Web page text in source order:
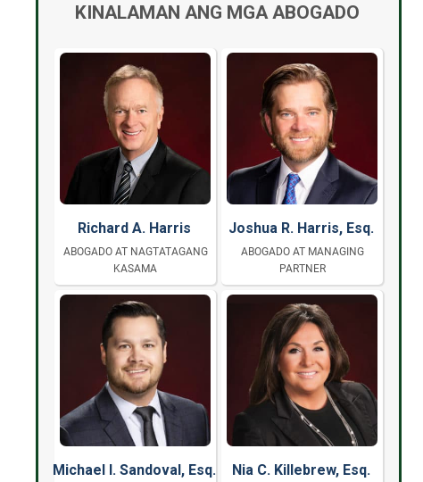
KINALAMAN ANG MGA ABOGADO
Richard A. Harris
ABOGADO AT NAGTATAGANG
KASAMA
Joshua R. Harris, Esq.
ABOGADO AT MANAGING
PARTNER
Michael I. Sandoval, Esq. Nia C. Killebrew, Esq.